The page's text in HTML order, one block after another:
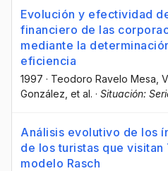
Evolución y efectividad
financiero de las
mediante la
eficiencia
1997 · Teodoro Ravelo Mesa ,
González , et al. · Situación:
Análisis evolutivo de los
de los turistas que
modelo Rasch